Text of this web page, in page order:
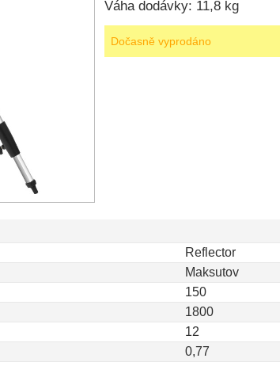
Váha dodávky: 11,8 kg
Dočasně vyprodáno
Reflector
Maksutov
150
1800
12
0,77